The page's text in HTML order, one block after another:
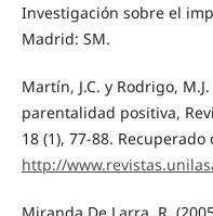
Investigación sobre el
Madrid: SM.
Martín, J.C. y Rodrigo,
parentalidad positiva,
18 (1), 77-88. Recuperado
http://